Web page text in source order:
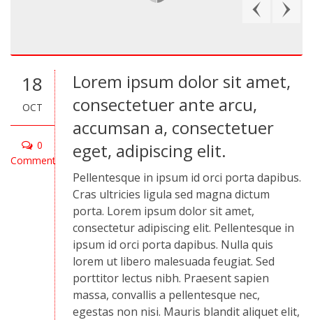
18
OCT
0
Comment
Lorem ipsum dolor sit amet,
consectetuer ante arcu,
accumsan a, consectetuer
eget, adipiscing elit.
Pellentesque in ipsum id orci porta dapibus.
Cras ultricies ligula sed magna dictum
porta. Lorem ipsum dolor sit amet,
consectetur adipiscing elit. Pellentesque in
ipsum id orci porta dapibus. Nulla quis
lorem ut libero malesuada feugiat. Sed
porttitor lectus nibh. Praesent sapien
massa, convallis a pellentesque nec,
egestas non nisi. Mauris blandit aliquet elit,